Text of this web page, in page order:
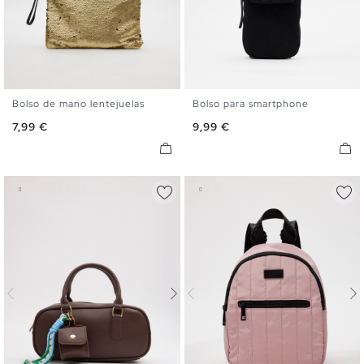
Bolso de mano lentejuelas
Precio
7,99 €
Bolso para smartphone
Precio
9,99 €